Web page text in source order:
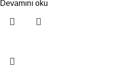
Devamını oku